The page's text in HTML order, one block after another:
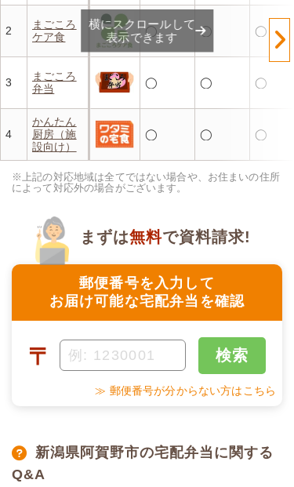
2
まごころ
ケア食
◯ ◯ ◯
3
まごころ
弁当
◯ ◯ ◯
4
かんたん
厨房（施
設向け）
◯ ◯ ◯
横にスクロールして
表示できます
※上記の対応地域は全てではない場合や、お住まいの住所
によって対応外の場合がございます。
郵便番号を入力して
お届け可能な宅配弁当を確認
まずは無料で資料請求!
〒 検索
≫ 郵便番号が分からない方はこちら
新潟県阿賀野市の宅配弁当に関する
Q&A